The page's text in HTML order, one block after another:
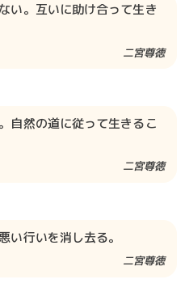
い。互いに助け合って生き
二宮尊徳
自然の道に従って生きるこ
二宮尊徳
い行いを消し去る。
二宮尊徳